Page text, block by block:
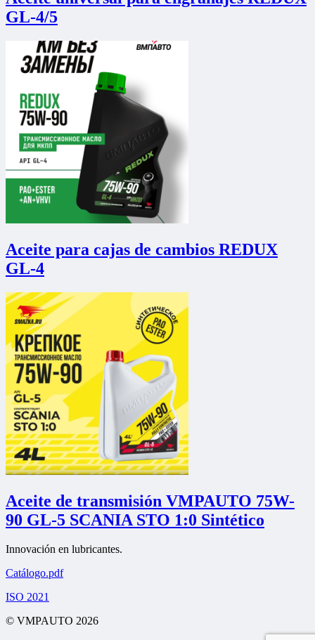
GL-4/5
Aceite para cajas de cambios REDUX
GL-4
Aceite de transmisión VMPAUTO 75W-
90 GL-5 SCANIA STO 1:0 Sintético
Innovación en lubricantes.
Catálogo.pdf
ISO 2021
© VMPAUTO 2026